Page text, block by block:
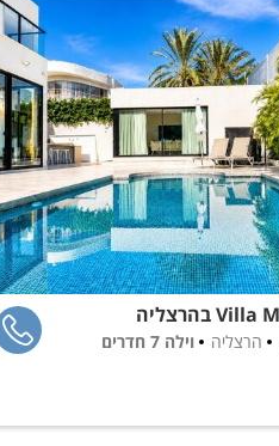
הרצליה
וילה 7 חדרים